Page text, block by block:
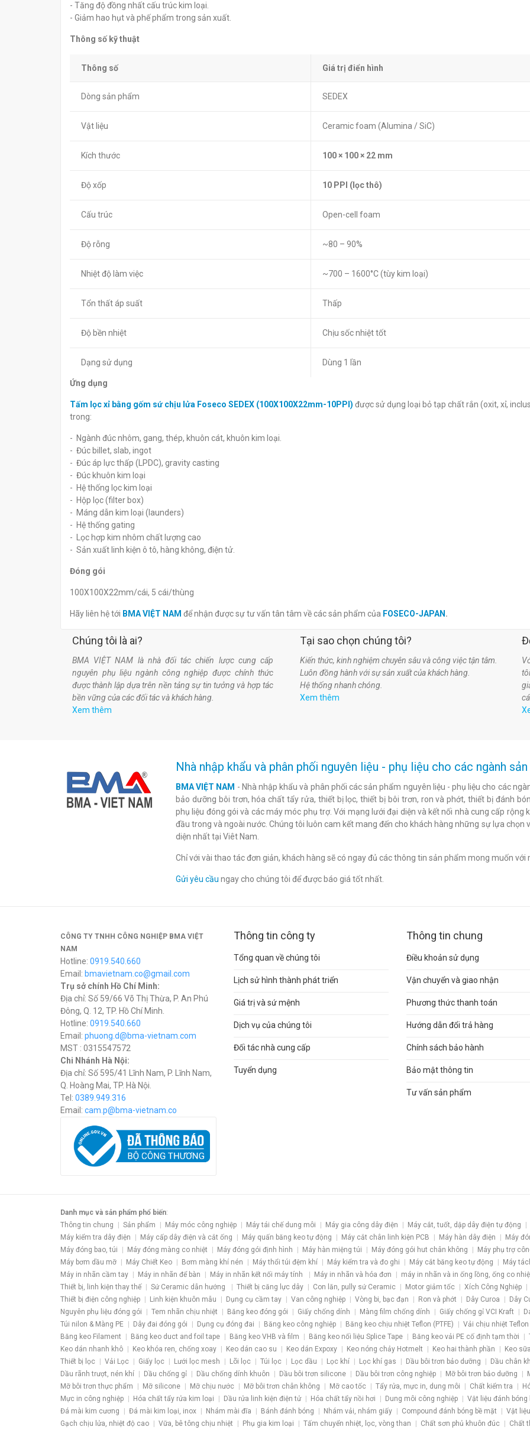
- Tăng độ đồng nhất cấu trúc kim loại.
- Giảm hao hụt và phế phẩm trong sản xuất.
Thông số kỹ thuật
Thông số Giá trị điển hình
Dòng sản phẩm SEDEX
Vật liệu Ceramic foam (Alumina / SiC)
Kích thước 100 × 100 × 22 mm
Độ xốp 10 PPI (lọc thô)
Cấu trúc Open-cell foam
Độ rỗng ~80 – 90%
Nhiệt độ làm việc ~700 – 1600°C (tùy kim loại)
Tổn thất áp suất Thấp
Độ bền nhiệt Chịu sốc nhiệt tốt
Dạng sử dụng Dùng 1 lần
Ứng dụng
Tấm lọc xỉ bằng gốm sứ chịu lửa Foseco SEDEX (100X100X22mm-10PPI) được sử dụng loại bỏ tạp chất rắn (oxit, xỉ,
trong:
- Ngành đúc nhôm, gang, thép, khuôn cát, khuôn kim loại.
- Đúc billet, slab, ingot
- Đúc áp lực thấp (LPDC), gravity casting
- Đúc khuôn kim loại
- Hệ thống lọc kim loại
- Hộp lọc (filter box)
- Máng dẫn kim loại (launders)
- Hệ thống gating
- Lọc hợp kim nhôm chất lượng cao
- Sản xuất linh kiện ô tô, hàng không, điện tử.
Đóng gói
100X100X22mm/cái, 5 cái/thùng
Hãy liên hệ tới BMA VIỆT NAM để nhận được sự tư vấn tân tâm về các sản phẩm của FOSECO-JAPAN .
Chúng tôi là ai?
BMA VIỆT NAM là nhà đối tác chiến lược cung cấp
nguyên phụ liệu ngành công nghiệp được chính thức
được thành lập dựa trên nền tảng sự tin tưởng và hợp tác
bền vững của các đối tác và khách hàng.
Xem thêm
Tại sao chọn chúng tôi?
Kiến thức, kinh nghiệm chuyên sâu và công việc tận tâm.
Luôn đồng hành với sự sản xuất của khách hàng.
Hệ thống nhanh chóng.
Xem thêm
Nhà nhập khẩu và phân phối nguyên liệu - phụ liệu cho các ngành
BMA VIỆT NAM - Nhà nhập khẩu và phân phối các sản phẩm nguyên liệu - phụ liệu cho các
bảo dưỡng bôi trơn, hóa chất tẩy rửa, thiết bị lọc, thiết bị bôi trơn, ron và phớt, thiết bị đánh
phụ liệu đóng gói và các máy móc phụ trợ. Với mạng lưới đại diện và kết nối nhà cung cấp
đầu trong và ngoài nước. Chúng tôi luôn cam kết mang đến cho khách hàng những sự lựa
diện nhất tại Viêt Nam.
Chỉ với vài thao tác đơn giản, khách hàng sẽ có ngay đủ các thông tin sản phẩm mong muốn với
Gửi yêu cầu ngay cho chúng tôi để được báo giá tốt nhất.
CÔNG TY TNHH CÔNG NGHIỆP BMA VIỆT
NAM
Hotline: 0919.540.660
Email: bmavietnam.co@gmail.com
Trụ sở chính Hồ Chí Minh:
Địa chỉ: Số 59/66 Võ Thị Thừa, P. An Phú
Đông, Q. 12, TP. Hồ Chí Minh.
Hotline: 0919.540.660
Email: phuong.d@bma-vietnam.com
MST : 0315547572
Chi Nhánh Hà Nội:
Địa chỉ: Số 595/41 Lĩnh Nam, P. Lĩnh Nam,
Q. Hoàng Mai, TP. Hà Nội.
Tel: 0389.949.316
Email: cam.p@bma-vietnam.co
Thông tin công ty
Tổng quan về chúng tôi
Lịch sử hình thành phát triển
Giá trị và sứ mệnh
Dịch vụ của chúng tôi
Đối tác nhà cung cấp
Tuyển dụng
Thông tin chung
Điều khoản sử dụng
Vận chuyển và giao nhận
Phương thức thanh toán
Hướng dẫn đổi trả hàng
Chính sách bảo hành
Bảo mật thông tin
Tư vấn sản phẩm
Danh mục và sản phẩm phổ biến:
Thông tin chung
Sản phẩm Máy móc công nghiệp Máy tái chế dung môi Máy gia công dây điện Máy cắt, tuốt, dập dây điện tự động
Máy kiểm tra dây điện
Máy cấp dây điện và cắt ống Máy quấn băng keo tự động Máy cắt chân linh kiện PCB Máy hàn dây điện Máy
Máy đóng bao, túi
Máy đóng màng co nhiệt Máy đóng gói định hình Máy hàn miệng túi Máy đóng gói hut chân không Máy phụ trợ
Máy bơm dầu mỡ
Máy Chiết Keo Bơm màng khí nén Máy thổi túi đệm khí Máy kiểm tra và đo ghi Máy cắt băng keo tự động Máy
Máy in nhãn cầm tay
Máy in nhãn để bàn Máy in nhãn kết nối máy tính Máy in nhãn và hóa đơn máy in nhãn và in ống lồng, ống co
Thiết bị, linh kiện thay thế
Sứ Ceramic dẫn hướng Thiết bị căng lực dây Con lăn, pully sứ Ceramic Motor giảm tốc Xích Công Nghiệp
Thiết bị điện công nghiệp
Linh kiện khuôn mẫu Dụng cụ cầm tay Van công nghiệp Vòng bi, bạc đạn Ron và phớt Dây Curoa Dây
Nguyên phụ liệu đóng gói
Tem nhãn chịu nhiệt Băng keo đóng gói Giấy chống dính Màng film chống dính Giấy chống gỉ VCI Kraft
Túi nilon & Màng PE
Dây đai đóng gói Dụng cụ đóng đai Băng keo công nghiệp Băng keo chịu nhiệt Teflon (PTFE) Vải chịu nhiệt Teflon
Băng keo Filament
Băng keo duct and foil tape Băng keo VHB và film Băng keo nối liệu Splice Tape Băng keo vải PE cố định tạm thời
Keo dán nhanh khô
Keo khóa ren, chống xoay Keo dán cao su Keo dán Expoxy Keo nóng chảy Hotmelt Keo hai thành phần Keo
Thiết bị lọc
Vải Lọc Giấy lọc Lưới lọc mesh Lõi lọc Túi lọc Lọc dầu Lọc khí Lọc khí gas Dầu bôi trơn bảo dưỡng Dầu chân
Dầu rãnh trượt, nén khí
Dầu chống gỉ Dầu chống dính khuôn Dầu bôi trơn silicone Dầu bôi trơn công nghiệp Mỡ bôi trơn bảo dưỡng
Mỡ bôi trơn thực phẩm
Mỡ silicone Mỡ chịu nước Mỡ bôi trơn chân không Mỡ cao tốc Tẩy rửa, mực in, dung môi Chất kiểm tra
Mực in công nghiệp
Hóa chất tẩy rửa kim loại Dầu rửa linh kiện điện tử Hóa chất tẩy nồi hơi Dung môi công nghiệp Vật liệu đánh bóng
Đá mài kim cương
Đá mài kim loại, inox Nhám mài đĩa Bánh đánh bóng Nhám vải, nhám giấy Compound đánh bóng bề mặt Vật
Gạch chịu lửa, nhiệt độ cao
Vữa, bê tông chịu nhiệt Phụ gia kim loại Tấm chuyển nhiệt, lọc, vòng than Chất sơn phủ khuôn đúc Chất